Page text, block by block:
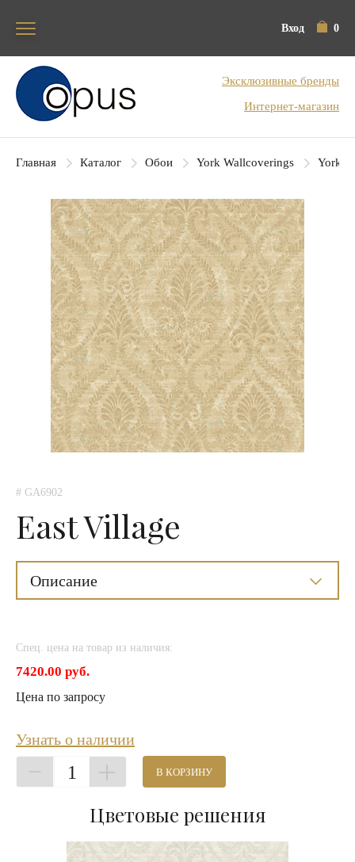
Вход 0
Блок поиска
Эксклюзивные бренды
Интернет-магазин
Главная Каталог Обои York Wallcoverings York
# GA6902
East Village
Описание
Спец. цена на товар из наличия:
7420.00 руб.
Цена по запросу
Узнать о наличии
1 В КОРЗИНУ
Цветовые решения